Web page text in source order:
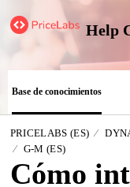
Help
Base de conocimientos
PRICELABS (ES)
G-M (ES)
Cómo